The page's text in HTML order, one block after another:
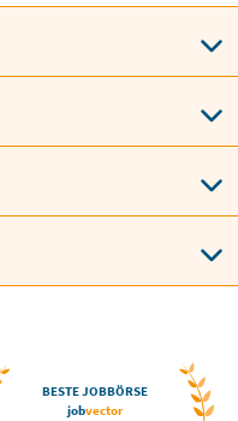
BESTE JOBBÖRSE
jobvector